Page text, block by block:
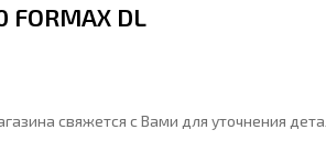
FORMAX DL
свяжется с Вами для уточнения